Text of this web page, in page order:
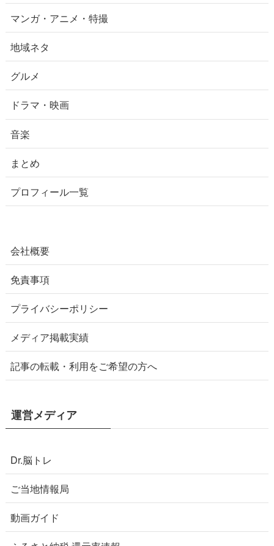
マンガ・アニメ・特撮
地域ネタ
グルメ
ドラマ・映画
音楽
まとめ
プロフィール一覧
会社概要
免責事項
プライバシーポリシー
メディア掲載実績
記事の転載・利用をご希望の方へ
運営メディア
Dr.脳トレ
ご当地情報局
動画ガイド